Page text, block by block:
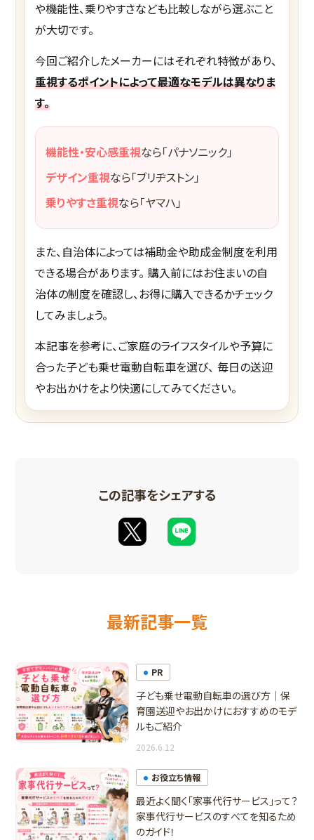
や機能性、乗りやすさなども比較しながら選ぶこと
が大切です。
今回ご紹介したメーカーにはそれぞれ特徴があり、
重視するポイントによって最適なモデルは異なりま
す。
機能性・安心感重視なら「パナソニック」
デザイン重視なら「ブリヂストン」
乗りやすさ重視なら「ヤマハ」
また、自治体によっては補助金や助成金制度を利用
できる場合があります。 購入前にはお住まいの自
治体の制度を確認し、お得に購入できるかチェック
してみましょう。
本記事を参考に、ご家庭のライフスタイルや予算に
合った子ども乗せ電動自転車を選び、 毎日の送迎
やお出かけをより快適にしてみてください。
この記事をシェアする
最新記事一覧
PR
子ども乗せ電動自転車の選び方｜保
育園送迎やお出かけにおすすめのモデ
ルもご紹介
2026.6.12
お役立ち情報
最近よく聞く「家事代行サービス」って？
家事代行サービスのすべてを知るため
のガイド！